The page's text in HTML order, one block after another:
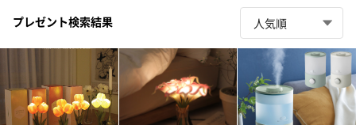
プレゼント検索結果